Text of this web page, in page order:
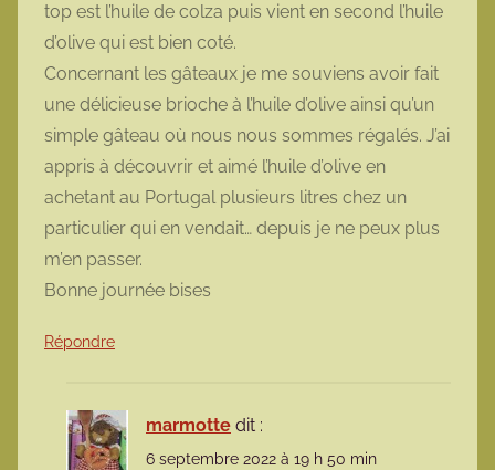
top est l’huile de colza puis vient en second l’huile
d’olive qui est bien coté.
Concernant les gâteaux je me souviens avoir fait
une délicieuse brioche à l’huile d’olive ainsi qu’un
simple gâteau où nous nous sommes régalés. J’ai
appris à découvrir et aimé l’huile d’olive en
achetant au Portugal plusieurs litres chez un
particulier qui en vendait… depuis je ne peux plus
m’en passer.
Bonne journée bises
Répondre
marmotte dit :
6 septembre 2022 à 19 h 50 min